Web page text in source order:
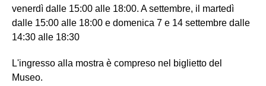
venerdì dalle 15:00 alle 18:00. A settembre, il martedì
dalle 15:00 alle 18:00 e domenica 7 e 14 settembre dalle
14:30 alle 18:30
L'ingresso alla mostra è compreso nel biglietto del
Museo.